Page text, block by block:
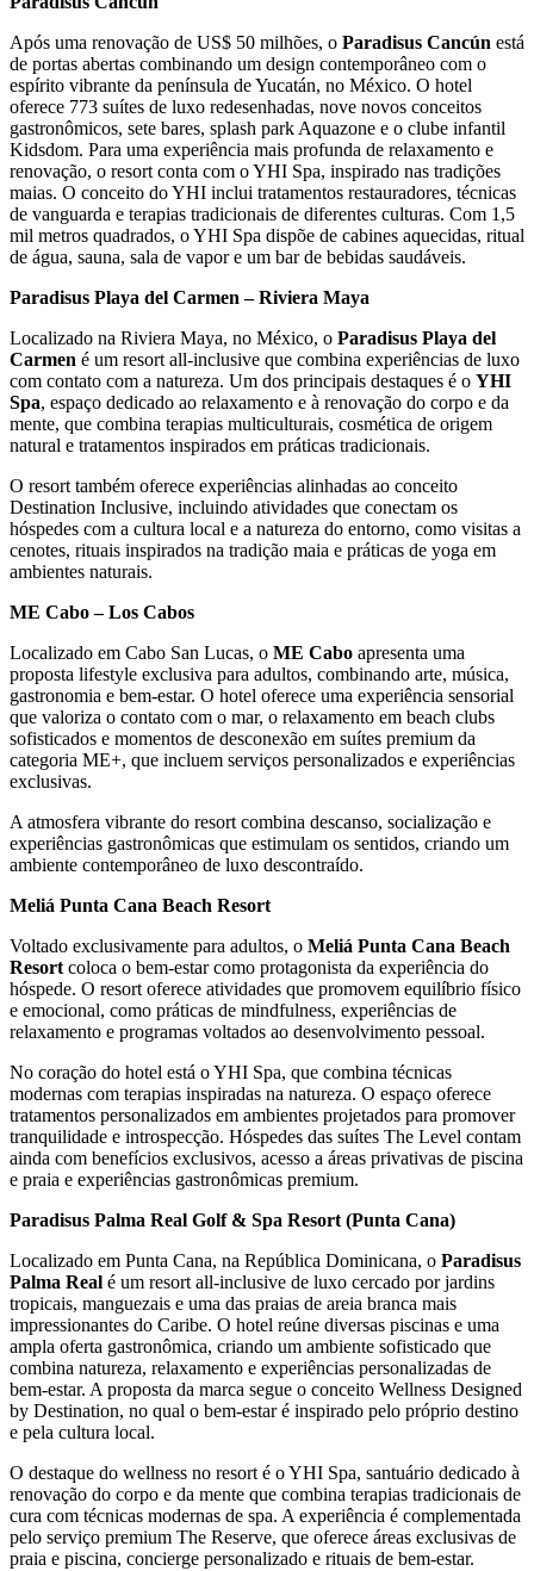
Após uma renovação de US$ 50 milhões, o Paradisus Cancún está
de portas abertas combinando um design contemporâneo com o
espírito vibrante da península de Yucatán, no México. O hotel
oferece 773 suítes de luxo redesenhadas, nove novos conceitos
gastronômicos, sete bares, splash park Aquazone e o clube infantil
Kidsdom. Para uma experiência mais profunda de relaxamento e
renovação, o resort conta com o YHI Spa, inspirado nas tradições
maias. O conceito do YHI inclui tratamentos restauradores, técnicas
de vanguarda e terapias tradicionais de diferentes culturas. Com 1,5
mil metros quadrados, o YHI Spa dispõe de cabines aquecidas, ritual
de água, sauna, sala de vapor e um bar de bebidas saudáveis.
Paradisus Playa del Carmen – Riviera Maya
Localizado na Riviera Maya, no México, o Paradisus Playa del
Carmen é um resort all-inclusive que combina experiências de luxo
com contato com a natureza. Um dos principais destaques é o YHI
Spa, espaço dedicado ao relaxamento e à renovação do corpo e da
mente, que combina terapias multiculturais, cosmética de origem
natural e tratamentos inspirados em práticas tradicionais.
O resort também oferece experiências alinhadas ao conceito
Destination Inclusive, incluindo atividades que conectam os
hóspedes com a cultura local e a natureza do entorno, como visitas a
cenotes, rituais inspirados na tradição maia e práticas de yoga em
ambientes naturais.
ME Cabo – Los Cabos
Localizado em Cabo San Lucas, o ME Cabo apresenta uma
proposta lifestyle exclusiva para adultos, combinando arte, música,
gastronomia e bem-estar. O hotel oferece uma experiência sensorial
que valoriza o contato com o mar, o relaxamento em beach clubs
sofisticados e momentos de desconexão em suítes premium da
categoria ME+, que incluem serviços personalizados e experiências
exclusivas.
A atmosfera vibrante do resort combina descanso, socialização e
experiências gastronômicas que estimulam os sentidos, criando um
ambiente contemporâneo de luxo descontraído.
Meliá Punta Cana Beach Resort
Voltado exclusivamente para adultos, o Meliá Punta Cana Beach
Resort coloca o bem-estar como protagonista da experiência do
hóspede. O resort oferece atividades que promovem equilíbrio físico
e emocional, como práticas de mindfulness, experiências de
relaxamento e programas voltados ao desenvolvimento pessoal.
No coração do hotel está o YHI Spa, que combina técnicas
modernas com terapias inspiradas na natureza. O espaço oferece
tratamentos personalizados em ambientes projetados para promover
tranquilidade e introspecção. Hóspedes das suítes The Level contam
ainda com benefícios exclusivos, acesso a áreas privativas de piscina
e praia e experiências gastronômicas premium.
Paradisus Palma Real Golf & Spa Resort (Punta Cana)
Localizado em Punta Cana, na República Dominicana, o Paradisus
Palma Real é um resort all-inclusive de luxo cercado por jardins
tropicais, manguezais e uma das praias de areia branca mais
impressionantes do Caribe. O hotel reúne diversas piscinas e uma
ampla oferta gastronômica, criando um ambiente sofisticado que
combina natureza, relaxamento e experiências personalizadas de
bem-estar. A proposta da marca segue o conceito Wellness Designed
by Destination, no qual o bem-estar é inspirado pelo próprio destino
e pela cultura local.
O destaque do wellness no resort é o YHI Spa, santuário dedicado à
renovação do corpo e da mente que combina terapias tradicionais de
cura com técnicas modernas de spa. A experiência é complementada
pelo serviço premium The Reserve, que oferece áreas exclusivas de
praia e piscina, concierge personalizado e rituais de bem-estar.